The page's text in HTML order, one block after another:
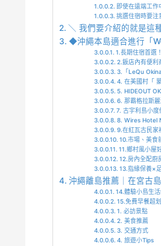
即使在遠端工作
挑選住宿時要注
＼ 我們要介紹的就是這
◆沖繩本島適合進行「
1.長期住宿首選
2.飯店內有便利
3.「LeQu
4. 在美國村「
5. HIDEOUT
6. 那霸格拉斯
7. 古宇利島小
8. Wires Hotel
9.在紅瓦古民家
10.市場、美食
11.鄉村風小屋
12.房內全配廚
13.指緣保養×
沖繩離島推薦｜在宮古
14.體驗小島生
15.免費早餐超
1. 必訪景點
2. 美食推薦
3. 交通方式
4. 旅遊小Tips